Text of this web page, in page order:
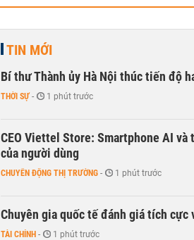
TIN MỚI
Bí thư Thành ủy Hà Nội thúc tiến độ
THỜI SỰ - 1 phút trước
CEO Viettel Store: Smartphone AI
của người dùng
CHUYỂN ĐỘNG THỊ TRƯỜNG - 1 phút trước
Chuyên gia quốc tế đánh giá tích cực
TÀI CHÍNH - 1 phút trước